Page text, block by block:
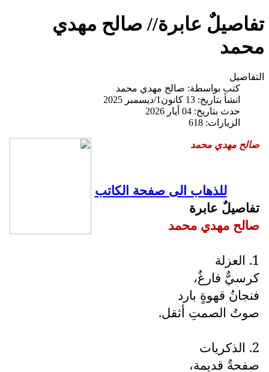
تفاصيلٌ عابرة// صالح مهدي
محمد
التفاصيل
كتب بواسطة: صالح مهدي محمد
انشأ بتاريخ: 13 كانون1/ديسمبر 2025
حدث بتاريخ: 04 أيار 2026
الزيارات: 618
صالح مهدي محمد
للذهاب الى صفحة الكاتب
تفاصيلٌ عابرة
صالح مهدي محمد
1. العزلة
كرسيٌّ فارغٌ،
فنجانُ قهوةٍ بارد
صوتُ الصمتِ أثقل.
2. الذكريات
صفحةٌ قديمة،